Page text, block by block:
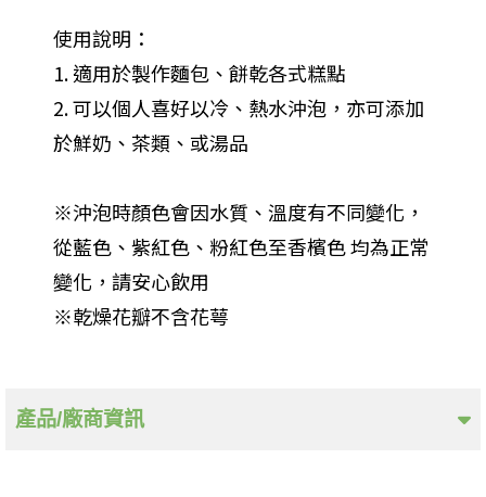
使用說明：
1. 適用於製作麵包、餅乾各式糕點
2. 可以個人喜好以冷、熱水沖泡，亦可添加
於鮮奶、茶類、或湯品
※沖泡時顏色會因水質、溫度有不同變化，
從藍色、紫紅色、粉紅色至香檳色 均為正常
變化，請安心飲用
※乾燥花瓣不含花萼
產品/廠商資訊